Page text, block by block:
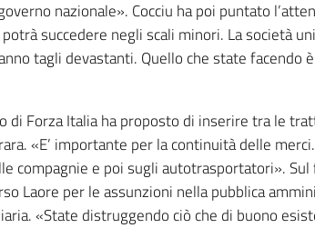
nazionale». Cocciu ha poi puntato
succedere negli scali minori. La società
tagli devastanti. Quello che state facendo
di Forza Italia ha proposto di inserire tra le
«E’ importante per la continuità delle
compagnie e poi sugli autotrasportatori».
Laore per le assunzioni nella pubblica
«State distruggendo ciò che di buono